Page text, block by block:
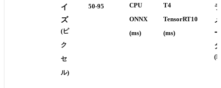
イ
ズ
(ピ
ク
セ
ル)
50-95
CPU
ONNX
(ms)
T4
TensorRT10
(ms)
ラ
メ
ー
タ